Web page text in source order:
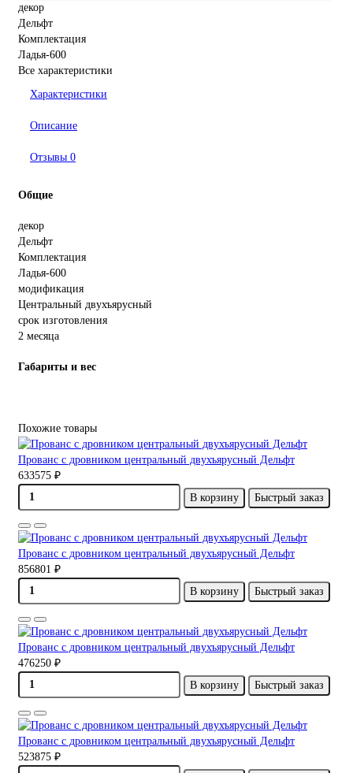
декор
Дельфт
Комплектация
Ладья-600
Все характеристики
Характеристики
Описание
Отзывы 0
Общие
декор
Дельфт
Комплектация
Ладья-600
модификация
Центральный двухъярусный
срок изготовления
2 месяца
Габариты и вес
Похожие товары
Прованс с дровником центральный двухъярусный Дельфт
633575 ₽
В корзину
Быстрый заказ
Прованс с дровником центральный двухъярусный Дельфт
856801 ₽
В корзину
Быстрый заказ
Прованс с дровником центральный двухъярусный Дельфт
476250 ₽
В корзину
Быстрый заказ
Прованс с дровником центральный двухъярусный Дельфт
523875 ₽